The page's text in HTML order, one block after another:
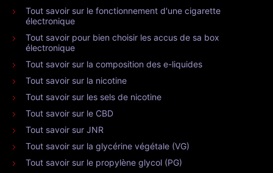
Tout savoir sur le fonctionnement d'une cigarette
électronique
Tout savoir pour bien choisir les accus de sa box
électronique
Tout savoir sur la composition des e-liquides
Tout savoir sur la nicotine
Tout savoir sur les sels de nicotine
Tout savoir sur le CBD
Tout savoir sur JNR
Tout savoir sur la glycérine végétale (VG)
Tout savoir sur le propylène glycol (PG)